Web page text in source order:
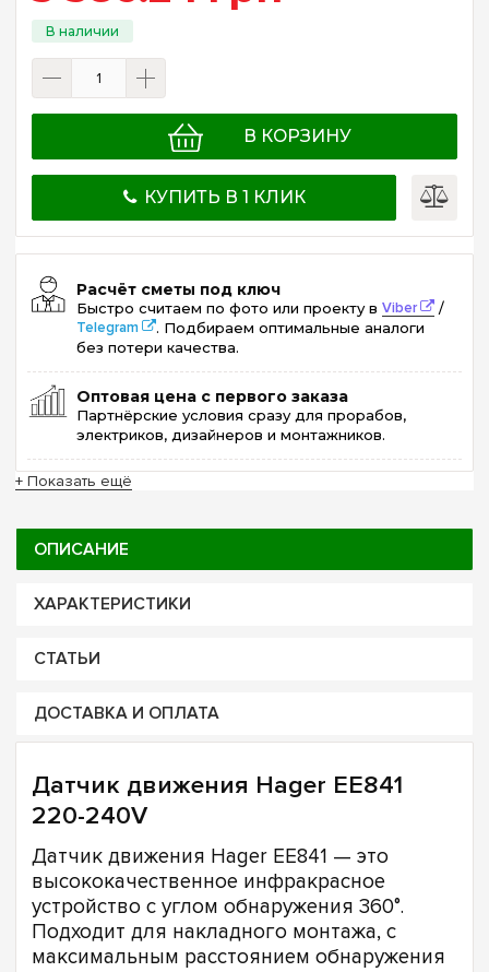
В КОРЗИНУ
КУПИТЬ В 1 КЛИК
Расчёт сметы под ключ
Быстро считаем по фото или проекту в Viber
/
Telegram
. Подбираем оптимальные аналоги
без потери качества.
Оптовая цена с первого заказа
Партнёрские условия сразу для прорабов,
электриков, дизайнеров и монтажников.
+ Показать ещё
ОПИСАНИЕ
ХАРАКТЕРИСТИКИ
СТАТЬИ
ДОСТАВКА И ОПЛАТА
Датчик движения Hager EE841
220-240V
Датчик движения Hager EE841 — это
высококачественное инфракрасное
устройство с углом обнаружения 360°.
Подходит для накладного монтажа, с
максимальным расстоянием обнаружения